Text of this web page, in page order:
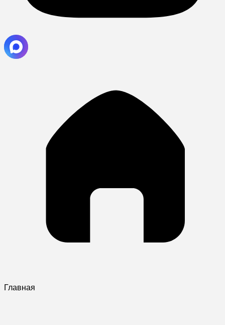
Главная